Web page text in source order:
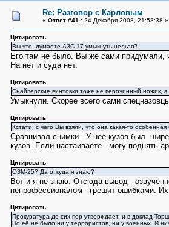
Re: Разговор с Карловым
« Ответ #41 :24 Декабря 2008, 21:58:38 »
Цитировать
Вы что, думаете АЗС-17 умыкнуть нельзя?
Его там не было. Вы же сами придумали,
На нет и суда нет.
Цитировать
Снайперские винтовки тоже не перочинный ножик,
Умыкнули. Скорее всего сами
Цитировать
Кстати, с чего Вы взяли, что она какая-то
Сравнивал снимки. У нее кузов был
кузов. Если настаиваете - могу поднять
Цитировать
ОЗМ-25? Да откуда я знаю?
Вот и я не знаю. Отсюда вывод -
непрофессионалом - грешит ошибками.
Цитировать
Прокуратура до сих пор утверждает, и в доклад
Но её не было ни у террористов, ни у военных. И